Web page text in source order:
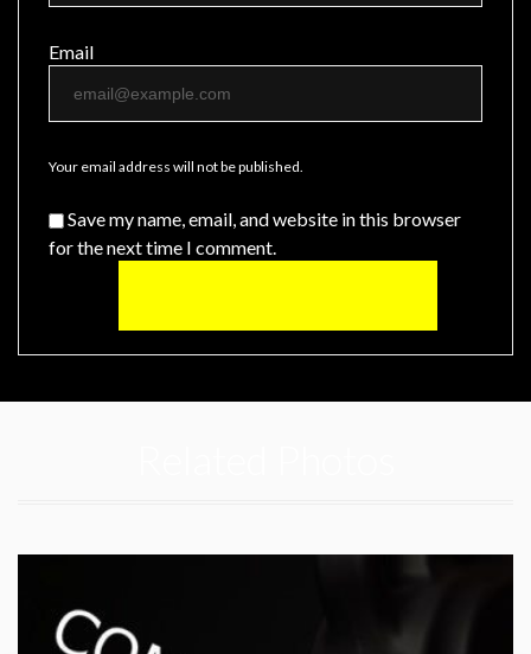
Email
Your email address will not be published.
Save my name, email, and website in this browser
for the next time I comment.